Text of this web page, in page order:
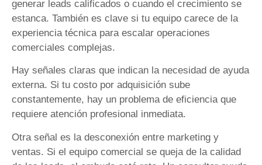
generar leads calificados o cuando el crecimiento se
estanca. También es clave si tu equipo carece de la
experiencia técnica para escalar operaciones
comerciales complejas.
Hay señales claras que indican la necesidad de ayuda
externa. Si tu costo por adquisición sube
constantemente, hay un problema de eficiencia que
requiere atención profesional inmediata.
Otra señal es la desconexión entre marketing y
ventas. Si el equipo comercial se queja de la calidad